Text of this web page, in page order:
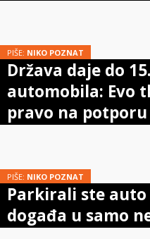
PIŠE: NIKO POZNAT
Država daje do
automobila: Evo
pravo na potporu
PIŠE: NIKO POZNAT
Parkirali ste auto
događa u samo